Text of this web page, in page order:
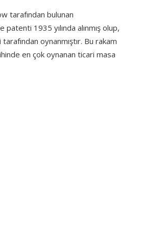
tarafından bulunan
1935 yılında alınmış olup,
oynanmıştır. Bu rakam
en çok oynanan ticari masa